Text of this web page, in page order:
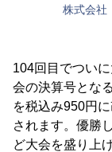
株式会
104回目でつい
会の決算号とな
を税込み950円
されます。優勝
ど大会を盛り上